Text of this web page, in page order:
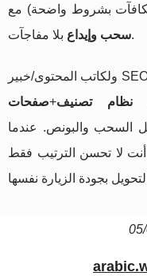
بشروط واضحة) مع
سحب وإيداعبلا مفاجآت.
ولكاتب المحتوى/خبير SEO: الفوز يأتي من تحويل “أفضل مواقع
نظام تصنيف+صفحات
السحب والبونص. عندما
لا تحسن الترتيب فقط